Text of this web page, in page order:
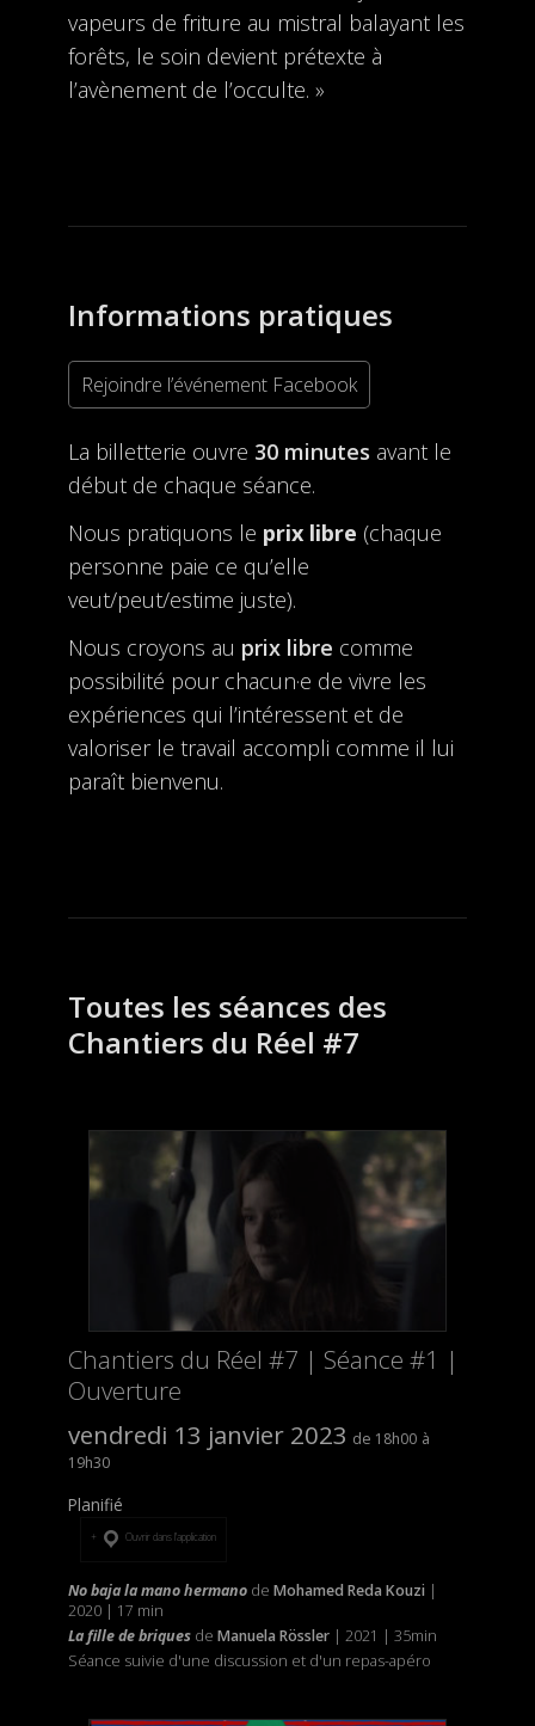
vapeurs de friture au mistral balayant les
forêts, le soin devient prétexte à
l’avènement de l’occulte. »
Informations pratiques
Rejoindre l’événement Facebook
La billetterie ouvre 30 minutes avant le
début de chaque séance.
Nous pratiquons le prix libre (chaque
personne paie ce qu’elle
veut/peut/estime juste).
Nous croyons au prix libre comme
possibilité pour chacun·e de vivre les
expériences qui l’intéressent et de
valoriser le travail accompli comme il lui
paraît bienvenu.
Toutes les séances des
Chantiers du Réel #7
Chantiers du Réel #7 | Séance #1 |
Ouverture
vendredi 13 janvier 2023
18h00
19h30
Planifié
Ouvrir dans l’application
No baja la mano hermanode Mohamed Reda Kouzi|
2020 | 17 min
La fille de briquesde Manuela Rössler| 2021 | 35min
Séance suivie d'une discussion et d'un repas-apéro